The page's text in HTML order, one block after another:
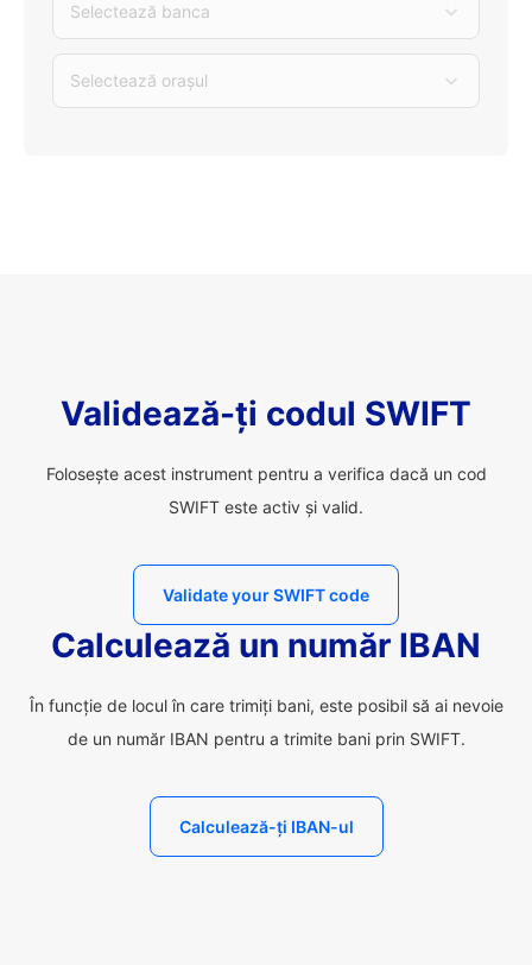
Selectează banca
Selectează orașul
Validează-ți codul SWIFT
Folosește acest instrument pentru a verifica dacă un cod
SWIFT este activ și valid.
Validate your SWIFT code
Calculează un număr IBAN
În funcție de locul în care trimiți bani, este posibil să ai nevoie
de un număr IBAN pentru a trimite bani prin SWIFT.
Calculează-ți IBAN-ul